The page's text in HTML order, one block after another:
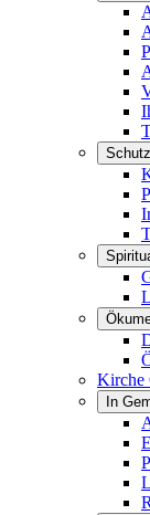
Kirche
In